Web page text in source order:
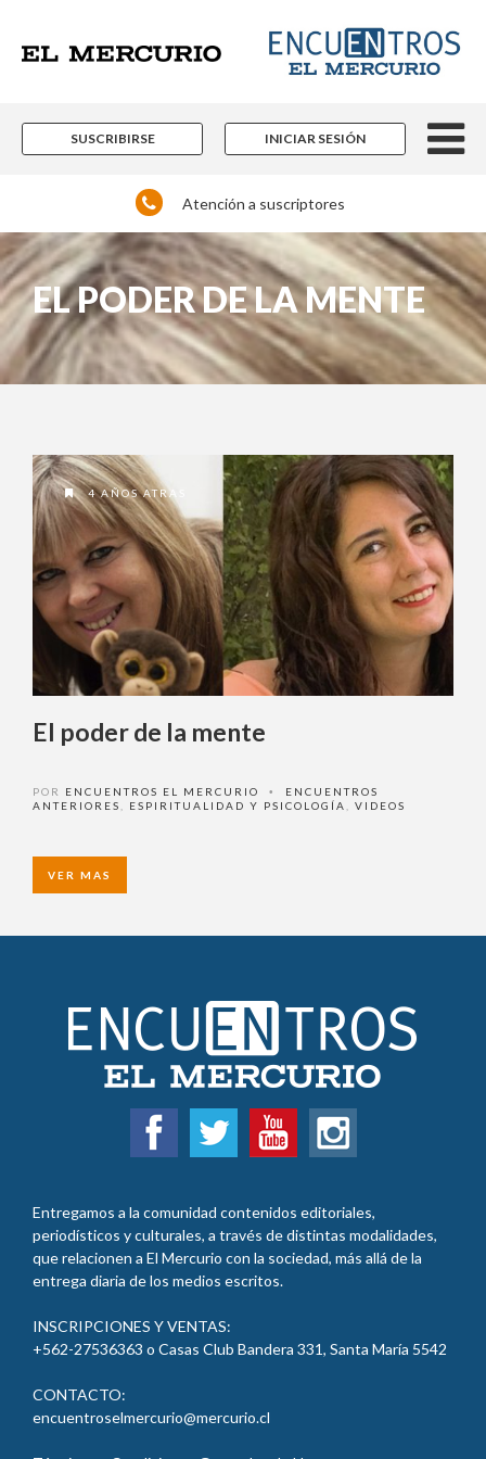
SUSCRIBIRSE INICIAR SESIÓN
Atención a suscriptores
EL PODER DE LA MENTE
4 AÑOS ATRAS
El poder de la mente
POR ENCUENTROS EL MERCURIO •
ENCUENTROS
ANTERIORES
ESPIRITUALIDAD Y PSICOLOGÍA VIDEOS
VER MAS
Entregamos a la comunidad contenidos editoriales,
periodísticos y culturales, a través de distintas modalidades,
que relacionen a El Mercurio con la sociedad, más allá de la
entrega diaria de los medios escritos.
INSCRIPCIONES Y VENTAS:
+562-27536363 o Casas Club Bandera 331, Santa María 5542
CONTACTO:
encuentroselmercurio@mercurio.cl